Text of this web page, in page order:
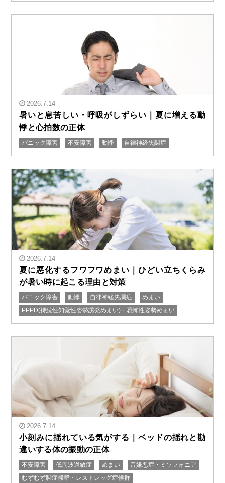
" alt="暑いと息苦しい・呼吸がしずらい｜夏に増える動
2026.7.14
暑いと息苦しい・呼吸がしずらい｜夏に増える動
悸と心拍数の正体
パニック障害 不安障害 動悸 自律神経失調症
" alt="夏に悪化するフワフワめまい｜ひどい立ちくらみ
2026.7.14
夏に悪化するフワフワめまい｜ひどい立ちくらみ
が暑い時に起こる理由と対策
パニック障害 動悸 自律神経失調症
めまい
PPPD(持続性知覚性姿勢誘発めまい)・恐怖性姿勢めまい
違いする体の振動の正体"/>
2026.7.14
小刻みに揺れている気がする｜ベッドの揺れと勘
違いする体の振動の正体
不安障害 低周波過敏症 めまい
音嫌悪症・ミソフォニア
むずむず脚症候群・レストレッグ症候群